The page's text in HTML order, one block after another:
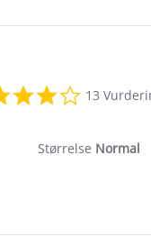
star
13
Størrelse Normal